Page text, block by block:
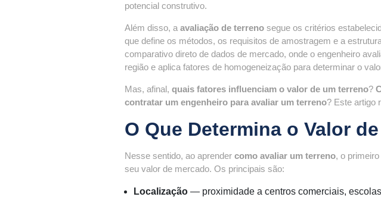
potencial construtivo.
Além disso, a avaliação de terreno segue os critérios
que define os métodos, os requisitos de amostragem e a
comparativo direto de dados de mercado, onde o engenheiro
região e aplica fatores de homogeneização para determinar o
Mas, afinal, quais fatores influenciam o valor de um terreno?
contratar um engenheiro para avaliar um terreno? Este artigo
O Que Determina o Valor
Nesse sentido, ao aprender como avaliar um terreno, o
seu valor de mercado. Os principais são:
Localização — proximidade a centros comerciais,